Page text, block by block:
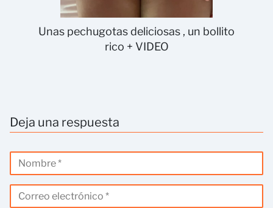
Unas pechugotas deliciosas , un bollito
rico + VIDEO
Deja una respuesta